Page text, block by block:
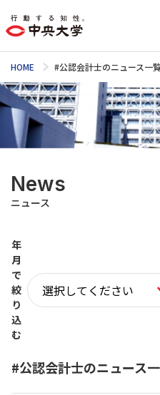
HOME #公認会計士のニュース一
News
ニュース
年
月
で
絞
り
込
む
#公認会計士のニュース